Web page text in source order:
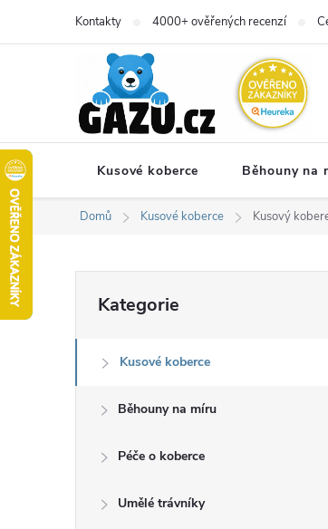
Kontakty 4000+ ověřených recenzí
Kusové koberce Běhouny na
Domů Kusové koberce Kusový
o
s
kategorie
Kategorie
Kusové koberce
Běhouny na míru
Péče o koberce
Umělé trávníky